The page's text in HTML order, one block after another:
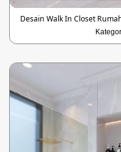
Desain Walk In Closet